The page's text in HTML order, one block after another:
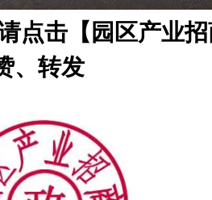
点击 【园区产业
、转发